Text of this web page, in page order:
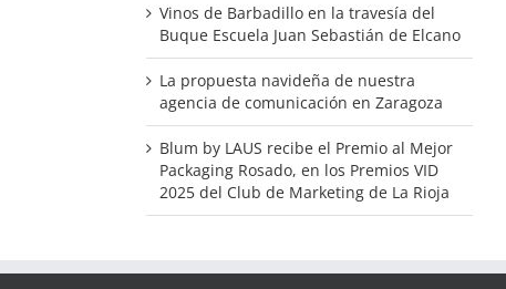
Vinos de Barbadillo en la travesía del
Buque Escuela Juan Sebastián de Elcano
La propuesta navideña de nuestra
agencia de comunicación en Zaragoza
Blum by LAUS recibe el Premio al Mejor
Packaging Rosado, en los Premios VID
2025 del Club de Marketing de La Rioja